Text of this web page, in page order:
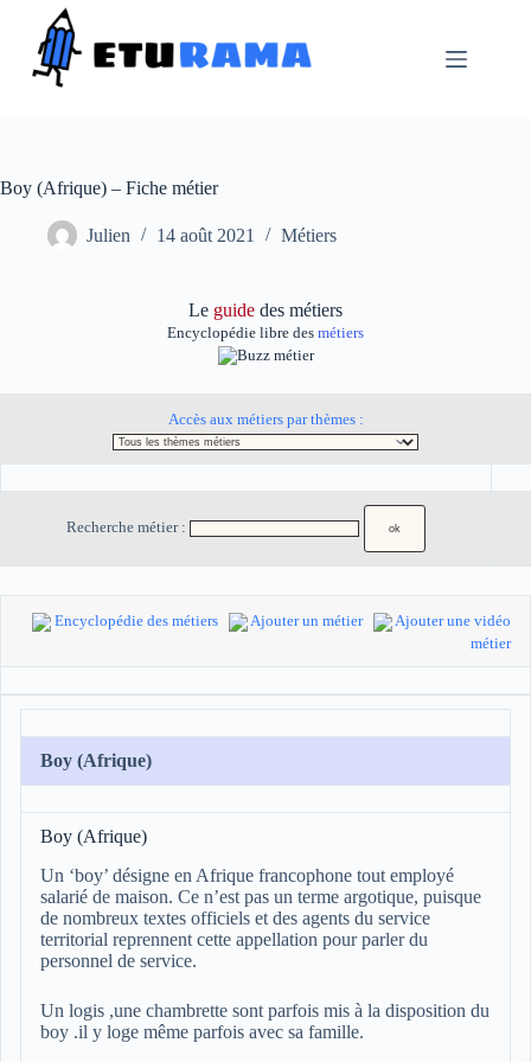
contenu
Boy (Afrique) – Fiche métier
Julien 14 août 2021 Métiers
Le guide des métiers
Encyclopédie libre des métiers
Accès aux métiers par thèmes :
Recherche métier :
Encyclopédie des métiers Ajouter un métier
Ajouter une vidéo
métier
Boy (Afrique)
Boy (Afrique)
Un ‘boy’ désigne en Afrique francophone tout employé
salarié de maison. Ce n’est pas un terme argotique, puisque
de nombreux textes officiels et des agents du service
territorial reprennent cette appellation pour parler du
personnel de service.
Un logis ,une chambrette sont parfois mis à la disposition du
boy .il y loge même parfois avec sa famille.